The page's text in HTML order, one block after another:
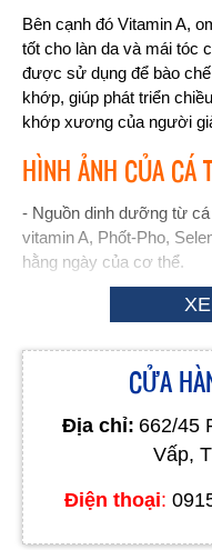
Bên cạnh đó Vitamin A,
tốt cho làn da và mái tóc
được sử dụng để bào
khớp, giúp phát triển
khớp xương của người
HÌNH ẢNH CỦA CÁ
- Nguồn dinh dưỡng từ
vitamin A, Phốt-Pho,
hằng ngày của cơ thể.
CỬA
Địa chỉ: 662/45
Vấp,
Điện thoại: